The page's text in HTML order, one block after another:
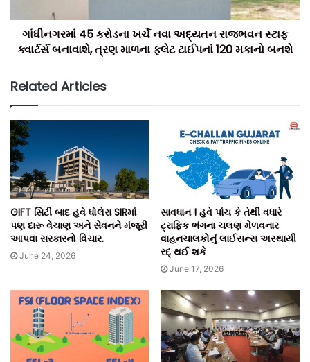
ગાંધીનગરમાં 45 કરોડના ખર્ચે નવા અદ્યતન રાજભવન સ્ટાફ
ક્વાર્ટર્સ બનાવાશે, ત્રણ માળના ફ્લેટ ટાઈપનાં 120 મકાનો બનશે
Related Articles
GIFT સિટી બાદ હવે ધોલેરા SIRમાં
પણ દારૂ વેચાણ અને સેવનને મંજૂરી
આપવા સરકારનો વિચાર.
June 24, 2026
સાવધાન ! હવે પાંચ કે તેથી વધારે
ટ્રાફિક ભંગના ચલણ મેળવનાર
વાહનચાલકોનું લાઈસન્સ અસ્થાયી
રદ્ થઈ શકે
June 17, 2026